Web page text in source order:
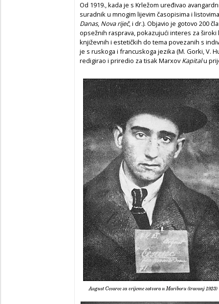
Od 1919., kada je s Krležom uređivao
suradnik u mnogim lijevim časopisima i
Danas, Nova riječ, i dr.). Objavio je gotovo 200
opsežnih rasprava, pokazujući interes za
književnih i estetičkih do tema povezanih s
je s ruskoga i francuskoga jezika (M. Gorki, V.
redigirao i priredio za tisak MarxovKapitalu